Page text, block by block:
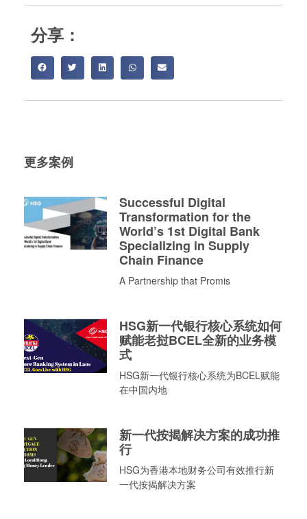
分享：
更多案例
Successful Digital
Transformation for the
World’s 1st Digital Bank
Specializing in Supply
Chain Finance
A Partnership that Promis
HSG新一代银行核心系统如何
赋能老挝BCEL全新的业务模
式
HSG新一代银行核心系统为BCEL赋能
在中国内地
新一代按揭解决方案的成功推
行
HSG为香港本地财务公司有效推行新
一代按揭解决方案